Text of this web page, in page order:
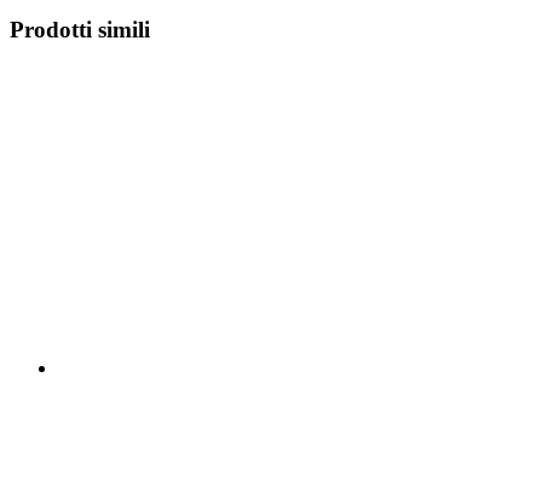
Prodotti simili